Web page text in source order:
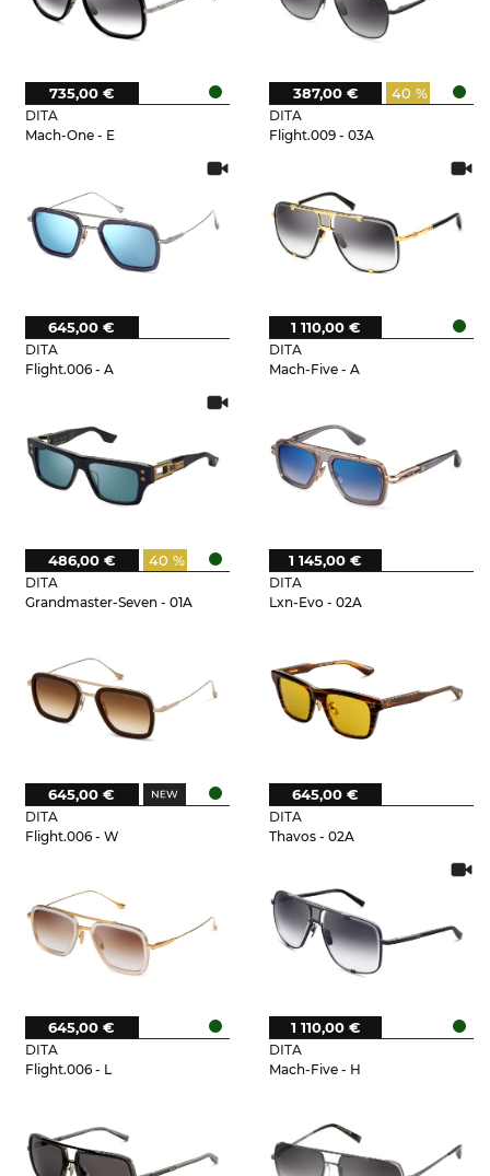
DITA
Mach-One - E
735,00 €
DITA
Flight.009 - 03A
40 %
387,00 €
DITA
Flight.006 - A
645,00 €
DITA
Mach-Five - A
1 110,00 €
DITA
Grandmaster-Seven - 01A
40 %
486,00 €
DITA
Lxn-Evo - 02A
1 145,00 €
DITA
Flight.006 - W
645,00 €
DITA
Thavos - 02A
645,00 €
DITA
Flight.006 - L
645,00 €
DITA
Mach-Five - H
1 110,00 €